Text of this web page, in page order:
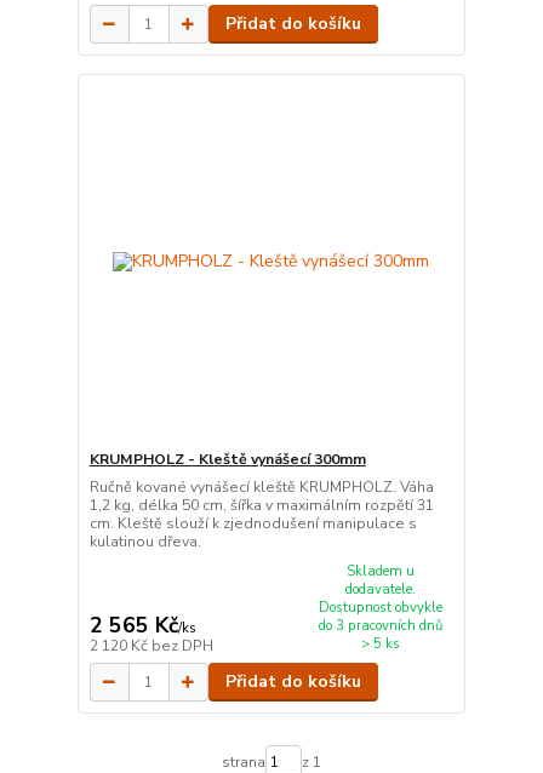
Přidat do košíku
KRUMPHOLZ - Kleště vynášecí 300mm
Ručně kované vynášecí kleště KRUMPHOLZ. Váha
1,2 kg, délka 50 cm, šířka v maximálním rozpětí 31
cm. Kleště slouží k zjednodušení manipulace s
kulatinou dřeva.
2 565 Kč/ks
2 120 Kč bez DPH
Skladem u
dodavatele.
Dostupnost obvykle
do 3 pracovních dnů
> 5 ks
Přidat do košíku
strana z 1